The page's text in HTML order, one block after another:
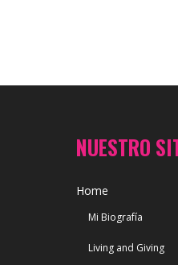
NUESTRO
Home
Mi Biografía
Living and Giving